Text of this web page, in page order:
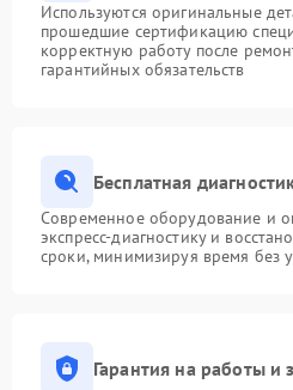
Используются оригинальные
прошедшие сертификацию
корректную работу после
гарантийных обязательств
Бесплатная
Современное оборудование и
экспресс-диагностику и
сроки, минимизируя время без
Гарантия на работы и